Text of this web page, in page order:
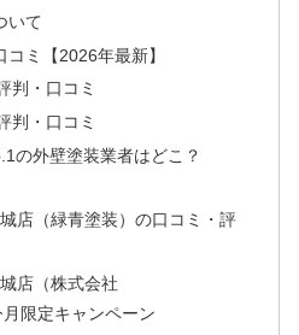
いて
ミ【2026年最新】
判・口コミ
判・口コミ
の外壁塗装業者はどこ？
店（緑青塗装）の口コミ・評
店（株式会社
限定キャンペーン